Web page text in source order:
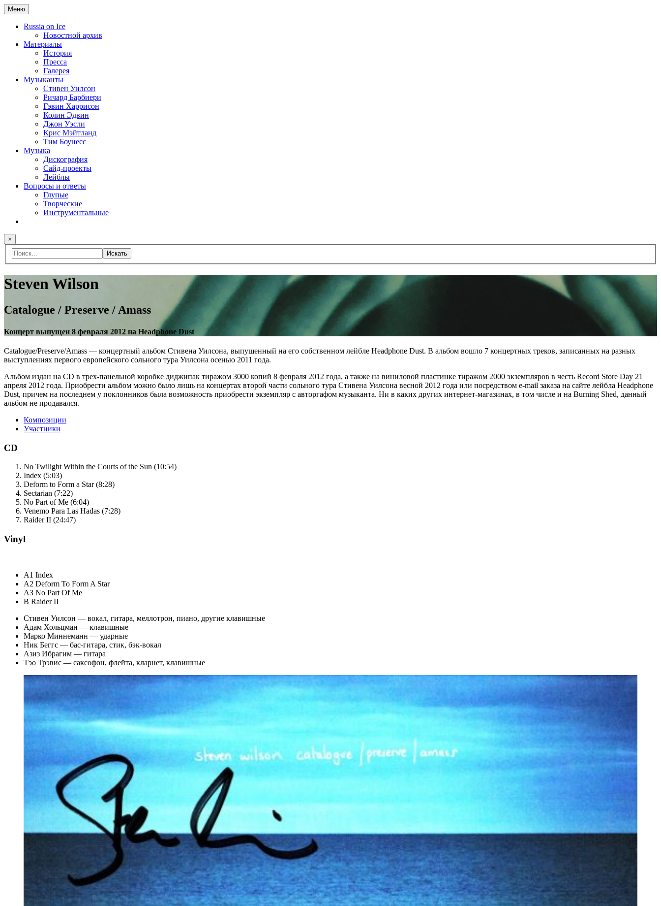
Меню
Russia on Ice
Новостной архив
Материалы
История
Пресса
Галерея
Музыканты
Стивен Уилсон
Ричард Барбиери
Гэвин Харрисон
Колин Эдвин
Джон Уэсли
Крис Мэйтланд
Тим Боунесс
Музыка
Дискография
Сайд-проекты
Лейблы
Вопросы и ответы
Глупые
Творческие
Инструментальные
×
Искать
Steven Wilson
Catalogue / Preserve / Amass
Концерт выпущен 8 февраля 2012 на Headphone Dust
Catalogue/Preserve/Amass — концертный альбом Стивена Уилсона, выпущенный на его собственном лейбле Headphone Dust. В альбом вошло 7 концертных треков, записанных на разных
выступлениях первого европейского сольного тура Уилсона осенью 2011 года.
Альбом издан на CD в трех-панельной коробке диджипак тиражом 3000 копий 8 февраля 2012 года, а также на виниловой пластинке тиражом 2000 экземпляров в честь Record Store Day 21
апреля 2012 года. Приобрести альбом можно было лишь на концертах второй части сольного тура Стивена Уилсона весной 2012 года или посредством e-mail заказа на сайте лейбла Headphone
Dust, причем на последнем у поклонников была возможность приобрести экземпляр с авторгафом музыканта. Ни в каких других интернет-магазинах, в том числе и на Burning Shed, данный
альбом не продавался.
Композиции
Участники
CD
No Twilight Within the Courts of the Sun (10:54)
Index (5:03)
Deform to Form a Star (8:28)
Sectarian (7:22)
No Part of Me (6:04)
Venemo Para Las Hadas (7:28)
Raider II (24:47)
Vinyl
A1 Index
A2 Deform To Form A Star
A3 No Part Of Me
B Raider II
Стивен Уилсон — вокал, гитара, меллотрон, пиано, другие клавишные
Адам Хольцман — клавишные
Марко Миннеманн — ударные
Ник Беггс — бас-гитара, стик, бэк-вокал
Азиз Ибрагим — гитара
Тэо Трэвис — саксофон, флейта, кларнет, клавишные